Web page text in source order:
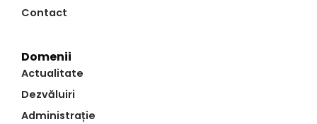
Contact
Domenii
Actualitate
Dezvăluiri
Administrație